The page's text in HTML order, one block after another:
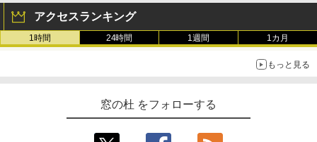
アクセスランキング
1時間 24時間 1週間 1カ月
もっと見る
窓の杜 をフォローする